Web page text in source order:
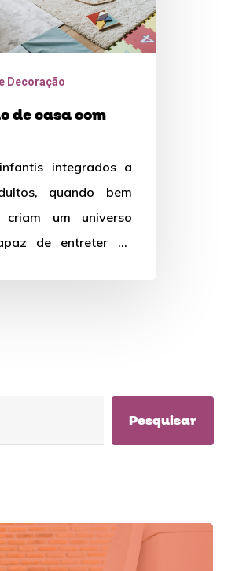
Decoração
de casa com
integrados a
quando bem
criam um universo
de entreter as
Pesquisar